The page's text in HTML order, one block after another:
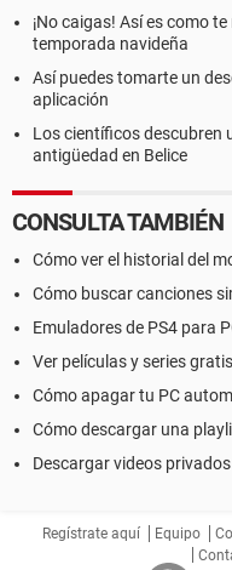
¡No caigas! Así es como
temporada navideña
Así puedes tomarte un
aplicación
Los científicos descubren
antigüedad en Belice
CONSULTA TAMBIÉN
Cómo ver el historial del
Cómo buscar canciones
Emuladores de PS4 para
Ver películas y series
Cómo apagar tu PC
Cómo descargar una
Descargar videos
Regístrate aquí Equipo